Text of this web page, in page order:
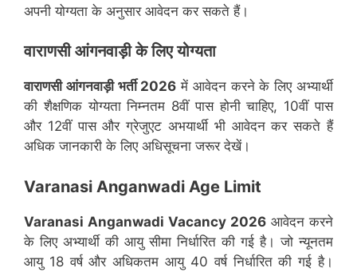
अपनी योग्यता के अनुसार आवेदन कर सकते हैं।
वाराणसीआंगनवाड़ी के लिए योग्यता
वाराणसी आंगनवाड़ी भर्ती 2026 में आवेदन करने के लिए अभ्यार्थी
की शैक्षणिक योग्यता निम्नतम 8वीं पास होनी चाहिए, 10वीं पास
और 12वीं पास और ग्रेजुएट अभयार्थी भी आवेदन कर सकते हैं
अधिक जानकारी के लिए अधिसूचना जरूर देखें।
Varanasi Anganwadi Age Limit
Varanasi Anganwadi Vacancy 2026 आवेदन करने
के लिए अभ्यार्थी की आयु सीमा निर्धारित की गई है। जो न्यूनतम
आयु 18 वर्ष और अधिकतम आयु 40 वर्ष निर्धारित की गई है।